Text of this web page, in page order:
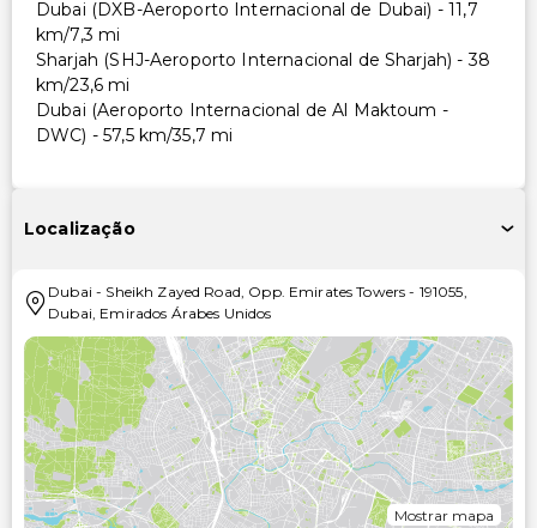
Dubai (DXB-Aeroporto Internacional de Dubai) - 11,7
km/7,3 mi
Sharjah (SHJ-Aeroporto Internacional de Sharjah) - 38
km/23,6 mi
Dubai (Aeroporto Internacional de Al Maktoum -
DWC) - 57,5 km/35,7 mi
Localização
Dubai - Sheikh Zayed Road, Opp. Emirates Towers - 191055
Dubai Emirados Árabes Unidos
Mostrar mapa